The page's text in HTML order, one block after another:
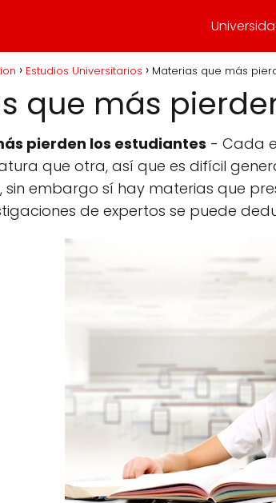
Estudios Universitarios Materias que más
que más
pierden los estudiantes - Cada
que otra, así que es difícil
embargo sí hay materias que
de expertos se puede